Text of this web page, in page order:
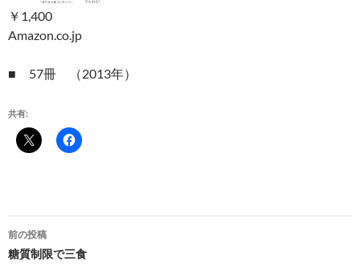
￥1,400
Amazon.co.jp
■ 57冊 （2013年）
共有:
投
稿
前の投稿
糖質制限で三食